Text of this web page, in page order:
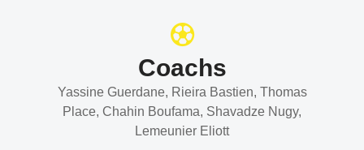
Coachs
Yassine Guerdane, Rieira Bastien, Thomas
Place, Chahin Boufama, Shavadze Nugy,
Lemeunier Eliott